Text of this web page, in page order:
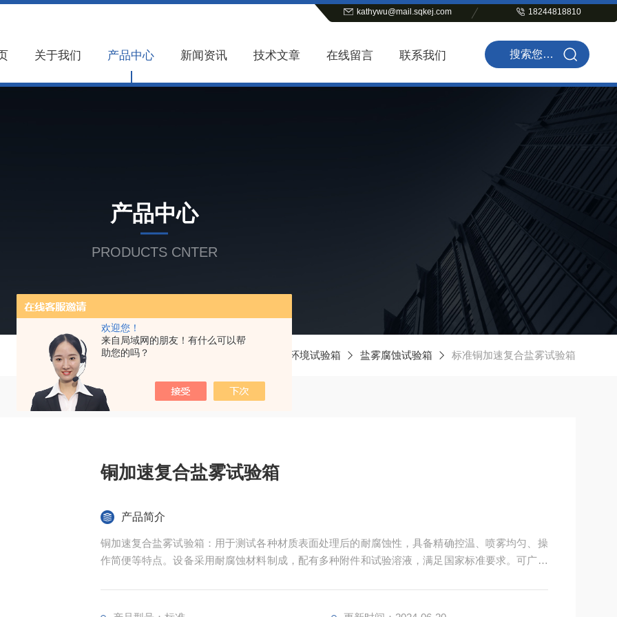
欢迎您！
来自局域网的朋友！有什么可以帮
助您的吗？
kathywu@mail.sqkej.com 18244818810
关于我们 产品中心 新闻资讯 技术文章 在线留言 联系我们
产品中心
PRODUCTS CNTER
当前位置： 环境试验箱 盐雾腐蚀试验箱 标准铜加速复合盐雾试验箱
铜加速复合盐雾试验箱
产品简介
铜加速复合盐雾试验箱：用于测试各种材质表面处理后的耐腐蚀性，具备精确控温、喷雾均匀、操
作简便等特点。设备采用耐腐蚀材料制成，配有多种附件和试验溶液，满足国家标准要求。可广泛